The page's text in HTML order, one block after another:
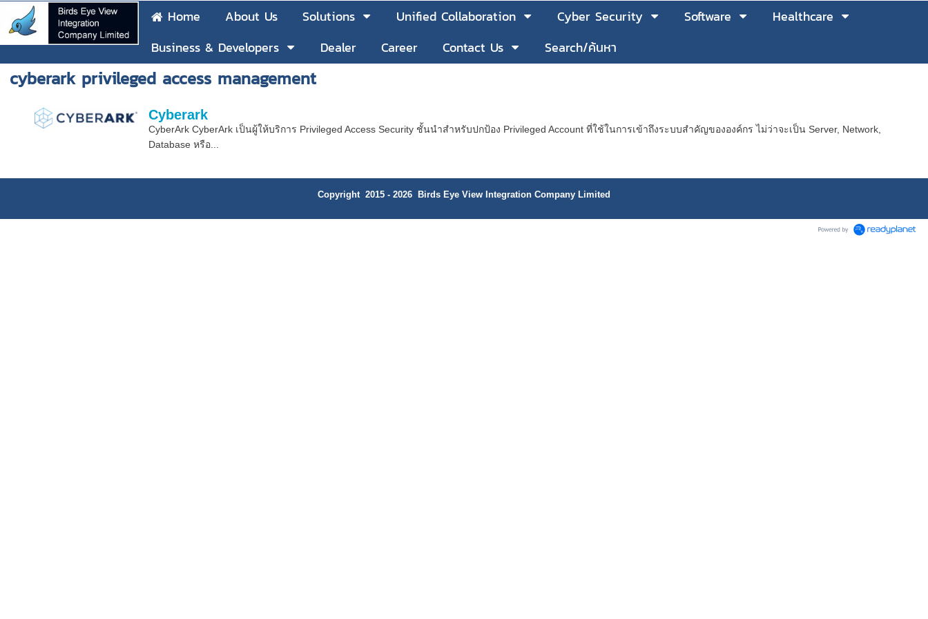
Home About Us Solutions Unified Collaboration Cyber Security Software
Healthcare
Business & Developers
Dealer Career Contact Us Search/ค้นหา
cyberark privileged access management
Cyberark
CyberArk CyberArk เป็นผู้ให้บริการ Privileged Access Security ชั้นนำสำหรับปกป้อง Privileged Account ที่ใช้ในการเข้าถึงระบบสำคัญขององค์กร ไม่ว่าจะเป็น Server, Network,
Database หรือ...
Copyright 2015 - 2026 Birds Eye View Integration Company Limited